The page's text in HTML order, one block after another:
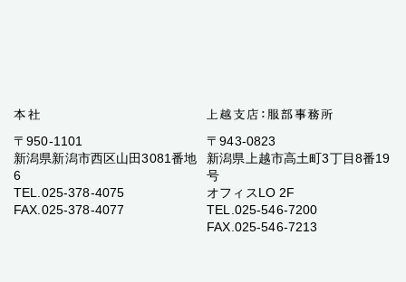
〒950-1101
新潟県新潟市西区山田3081番地
6
TEL.025-378-4075
FAX.025-378-4077
〒943-0823
新潟県上越市高土町3丁目8番19
号
オフィスLO 2F
TEL.025-546-7200
FAX.025-546-7213